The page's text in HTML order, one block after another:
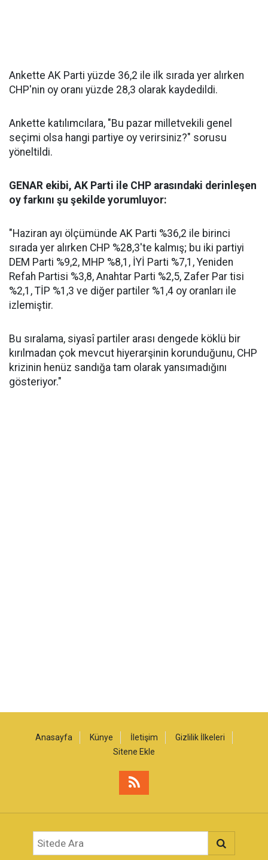
Ankette AK Parti yüzde 36,2 ile ilk sırada yer alırken
CHP'nin oy oranı yüzde 28,3 olarak kaydedildi.
Ankette katılımcılara, "Bu pazar milletvekili genel
seçimi olsa hangi partiye oy verirsiniz?" sorusu
yöneltildi.
GENAR ekibi, AK Parti ile CHP arasındaki derinleşen
oy farkını şu şekilde yorumluyor:
"Haziran ayı ölçümünde AK Parti %36,2 ile birinci
sırada yer alırken CHP %28,3'te kalmış; bu iki partiyi
DEM Parti %9,2, MHP %8,1, İYİ Parti %7,1, Yeniden
Refah Partisi %3,8, Anahtar Parti %2,5, Zafer Par tisi
%2,1, TİP %1,3 ve diğer partiler %1,4 oy oranları ile
izlemiştir.
Bu sıralama, siyasî partiler arası dengede köklü bir
kırılmadan çok mevcut hiyerarşinin korunduğunu, CHP
krizinin henüz sandığa tam olarak yansımadığını
gösteriyor."
Anasayfa Künye İletişim
Gizlilik İlkeleri
Sitene Ekle